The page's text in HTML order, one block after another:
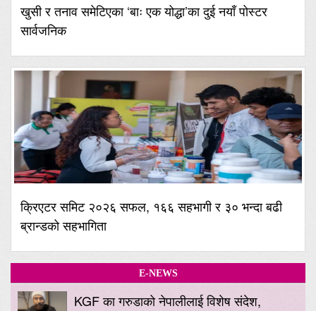
खुसी र तनाव समेटिएका ‘बाः एक योद्धा’का दुई नयाँ पोस्टर
सार्वजनिक
क्रिएटर समिट २०२६ सफल, १६६ सहभागी र ३० भन्दा बढी
ब्रान्डको सहभागिता
E-NEWS
KGF का गरुडाको नेपालीलाई विशेष संदेश,